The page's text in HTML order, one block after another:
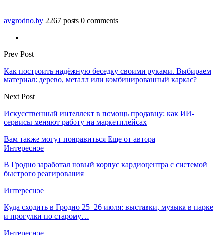
avgrodno.by 2267 posts 0 comments
Prev Post
Как построить надёжную беседку своими руками. Выбираем
материал: дерево, металл или комбинированный каркас?
Next Post
Искусственный интеллект в помощь продавцу: как ИИ-
сервисы меняют работу на маркетплейсах
Вам также могут понравиться Еще от автора
Интересное
В Гродно заработал новый корпус кардиоцентра с системой
быстрого реагирования
Интересное
Куда сходить в Гродно 25–26 июля: выставки, музыка в парке
и прогулки по старому…
Интересное